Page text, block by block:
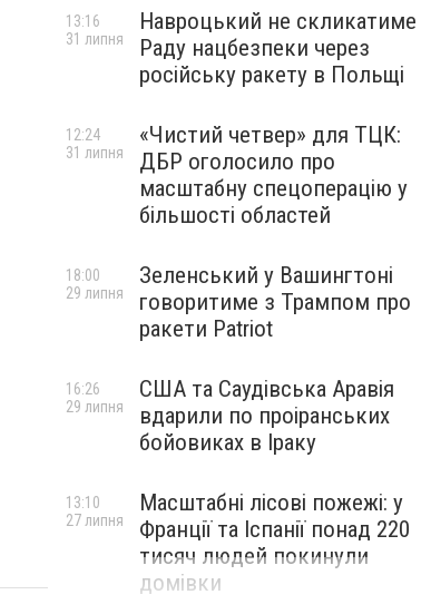
Навроцький не скликатиме
Раду нацбезпеки через
російську ракету в Польщі
13:16
31 липня
«Чистий четвер» для ТЦК:
ДБР оголосило про
масштабну спецоперацію у
більшості областей
12:24
31 липня
Зеленський у Вашингтоні
говоритиме з Трампом про
ракети Patriot
18:00
29 липня
США та Саудівська Аравія
вдарили по проіранських
бойовиках в Іраку
16:26
29 липня
Масштабні лісові пожежі: у
Франції та Іспанії понад 220
тисяч людей покинули
домівки
13:10
27 липня